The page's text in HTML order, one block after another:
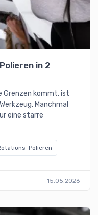
in 2
Grenzen kommt, ist
Manchmal
eine starre
Polieren
15.05.2026